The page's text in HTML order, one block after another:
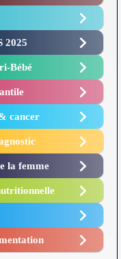
2025
Bébé
cancer
la femme